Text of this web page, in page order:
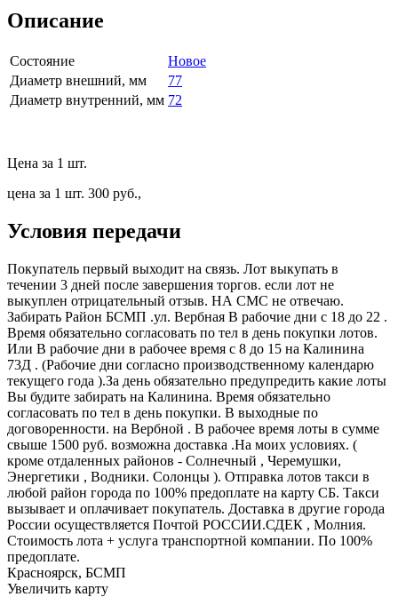
Описание
Состояние
Новое
Диаметр внешний, мм
77
Диаметр внутренний, мм 72
Цена за 1 шт.
цена за 1 шт. 300 руб.,
Условия передачи
Покупатель первый выходит на связь. Лот выкупать в
течении 3 дней после завершения торгов. если лот не
выкуплен отрицательный отзыв. НА СМС не отвечаю.
Забирать Район БСМП .ул. Вербная В рабочие дни с 18 до 22 .
Время обязательно согласовать по тел в день покупки лотов.
Или В рабочие дни в рабочее время с 8 до 15 на Калинина
73Д . (Рабочие дни согласно производственному календарю
текущего года ).За день обязательно предупредить какие лоты
Вы будите забирать на Калинина. Время обязательно
согласовать по тел в день покупки. В выходные по
договоренности. на Вербной . В рабочее время лоты в сумме
свыше 1500 руб. возможна доставка .На моих условиях. (
кроме отдаленных районов - Солнечный , Черемушки,
Энергетики , Водники. Солонцы ). Отправка лотов такси в
любой район города по 100% предоплате на карту СБ. Такси
вызывает и оплачивает покупатель. Доставка в другие города
России осуществляется Почтой РОССИИ.СДЕК , Молния.
Стоимость лота + услуга транспортной компании. По 100%
предоплате.
Красноярск, БСМП
Увеличить карту